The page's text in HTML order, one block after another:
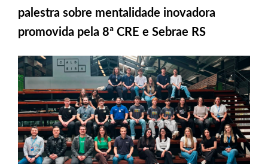
palestra sobre mentalidade inovadora
promovida pela 8ª CRE e Sebrae RS